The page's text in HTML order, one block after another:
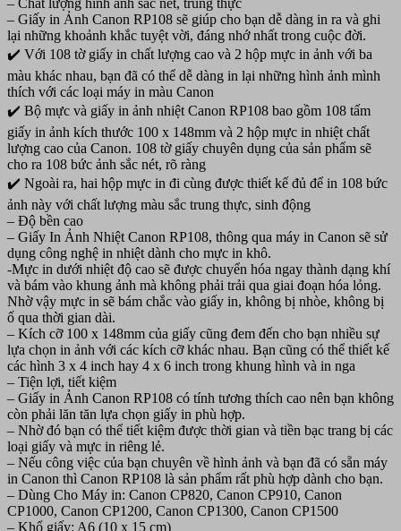
– Chất lượng hình ảnh sắc nét, trung thực
– Giấy in Ảnh Canon RP108 sẽ giúp cho bạn dễ dàng in ra và ghi
lại những khoảnh khắc tuyệt vời, đáng nhớ nhất trong cuộc đời.
✔️ Với 108 tờ giấy in chất lượng cao và 2 hộp mực in ảnh với ba
màu khác nhau, bạn đã có thể dễ dàng in lại những hình ảnh mình
thích với các loại máy in màu Canon
✔️ Bộ mực và giấy in ảnh nhiệt Canon RP108 bao gồm 108 tấm
giấy in ảnh kích thước 100 x 148mm và 2 hộp mực in nhiệt chất
lượng cao của Canon. 108 tờ giấy chuyên dụng của sản phẩm sẽ
cho ra 108 bức ảnh sắc nét, rõ ràng
✔️ Ngoài ra, hai hộp mực in đi cùng được thiết kế đủ để in 108 bức
ảnh này với chất lượng màu sắc trung thực, sinh động
– Độ bền cao
– Giấy In Ảnh Nhiệt Canon RP108, thông qua máy in Canon sẽ sử
dụng công nghệ in nhiệt dành cho mực in khô.
-Mực in dưới nhiệt độ cao sẽ được chuyển hóa ngay thành dạng khí
và bám vào khung ảnh mà không phải trải qua giai đoạn hóa lỏng.
Nhờ vậy mực in sẽ bám chắc vào giấy in, không bị nhòe, không bị
ố qua thời gian dài.
– Kích cỡ 100 x 148mm của giấy cũng đem đến cho bạn nhiều sự
lựa chọn in ảnh với các kích cỡ khác nhau. Bạn cũng có thể thiết kế
các hình 3 x 4 inch hay 4 x 6 inch trong khung hình và in nga
– Tiện lợi, tiết kiệm
– Giấy in Ảnh Canon RP108 có tính tương thích cao nên bạn không
còn phải lăn tăn lựa chọn giấy in phù hợp.
– Nhờ đó bạn có thể tiết kiệm được thời gian và tiền bạc trang bị các
loại giấy và mực in riêng lẻ.
– Nếu công việc của bạn chuyên về hình ảnh và bạn đã có sẵn máy
in Canon thì Canon RP108 là sản phẩm rất phù hợp dành cho bạn.
– Dùng Cho Máy in: Canon CP820, Canon CP910, Canon
CP1000, Canon CP1200, Canon CP1300, Canon CP1500
– Khổ giấy: A6 (10 x 15 cm)